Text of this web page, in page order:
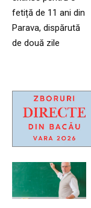
fetiță de 11 ani din
Parava, dispărută
de două zile